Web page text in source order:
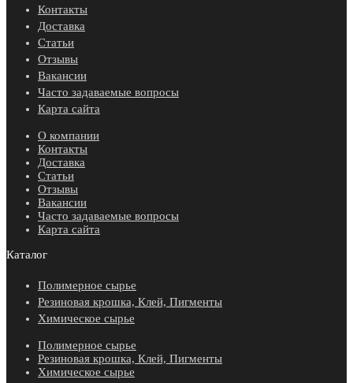
Контакты
Доставка
Статьи
Отзывы
Вакансии
Часто задаваемые вопросы
Карта сайта
О компании
Контакты
Доставка
Статьи
Отзывы
Вакансии
Часто задаваемые вопросы
Карта сайта
Каталог
Полимерное сырье
Резиновая крошка, Клей, Пигменты
Химическое сырье
Полимерное сырье
Резиновая крошка, Клей, Пигменты
Химическое сырье